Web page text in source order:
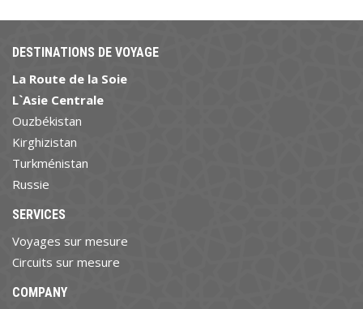
DESTINATIONS DE VOYAGE
La Route de la Soie
L`Asie Centrale
Ouzbékistan
Kirghizistan
Turkménistan
Russie
SERVICES
Voyages sur mesure
Circuits sur mesure
COMPANY